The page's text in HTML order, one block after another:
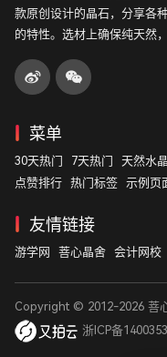
款原创设计的晶石，分享各
的特性。选材上确保纯天然
菜单
30天热门 7天热门 天然水
点赞排行 热门标签 示例页
友情链接
游学网 菩心晶舍 会计网校
Copyright © 2012-2026 菩
浙ICP备